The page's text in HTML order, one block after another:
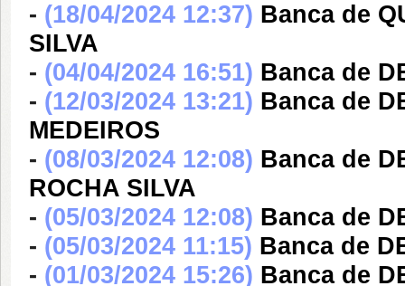
- (18/04/2024 12:37) Banca de
SILVA
- (04/04/2024 16:51) Banca de
- (12/03/2024 13:21) Banca de
MEDEIROS
- (08/03/2024 12:08) Banca de
ROCHA SILVA
- (05/03/2024 12:08) Banca de
- (05/03/2024 11:15) Banca de
- (01/03/2024 15:26) Banca de